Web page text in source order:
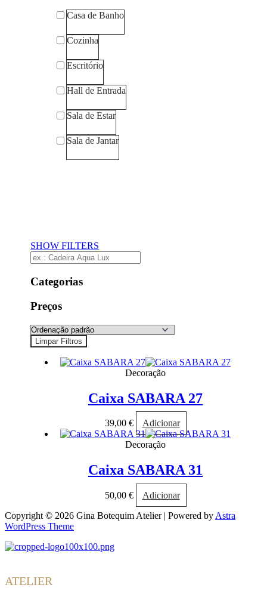
Casa de Banho
Cozinha
Escritório
Hall de Entrada
Sala de Estar
Sala de Jantar
SHOW FILTERS
Categorias
Preços
Limpar Filtros
Decoração
Caixa SABARA 27
39,00 € Adicionar
Decoração
Caixa SABARA 31
50,00 €
Adicionar
Copyright © 2026 Gina Botequim Atelier | Powered by Astra
WordPress Theme
ATELIER